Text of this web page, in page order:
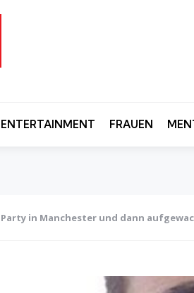
ENTERTAINMENT FRAUEN
in Manchester und dann